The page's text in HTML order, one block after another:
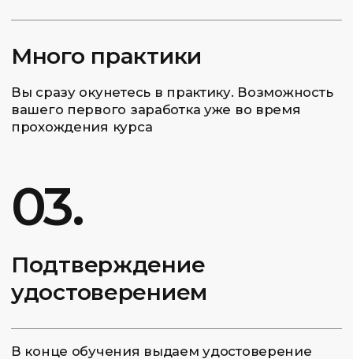
В рассрочку на 24 месяца
Телеграмм канал 1 месяц
КУПИТЬ КУРС
Интенсивно
10 занятий
месяца
Индивидуальный формат
Онлайн
Домашние задания
Телеграмм канал 2 месяца
Вы можете купить курс в кредит или
оплатить целиком 45 000₽